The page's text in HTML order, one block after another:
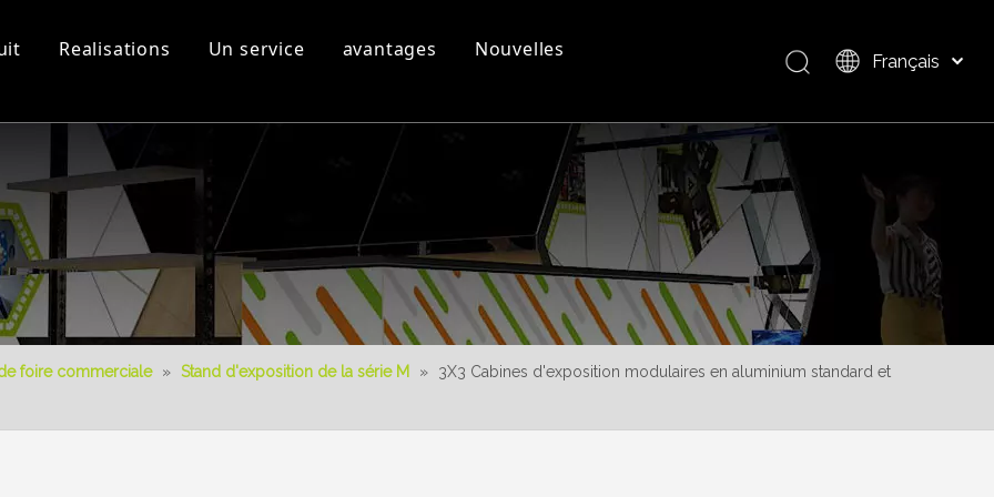
Equipement d'atelier et questions - réponses
Vidéos 3D Présentation du produit
Realisations Un service avantages Nouvelles
Nouveau produit
Français
العربية
日本語
Pусский
Nederlands
Português
Español
简体中文
foire commerciale » Stand d'exposition de la série M »
3X3 Cabines d'exposition modulaires en aluminium standard et